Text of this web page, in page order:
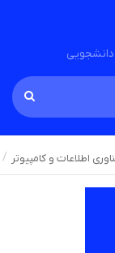
اطلاعات و کامپیوتر